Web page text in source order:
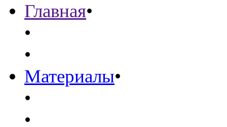
Главная•
•
•
Материалы•
•
•